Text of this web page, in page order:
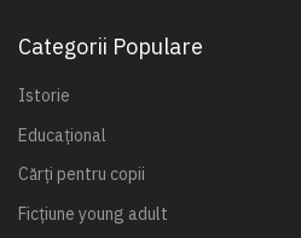
Categorii Populare
Istorie
Educațional
Cărți pentru copii
Ficțiune young adult